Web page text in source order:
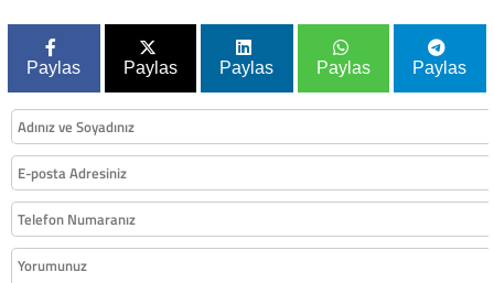
Paylas Paylas Paylas Paylas Paylas